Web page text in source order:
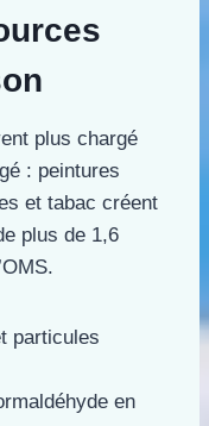
plus chargé
: peintures
et tabac créent
plus de 1,6
particules
en